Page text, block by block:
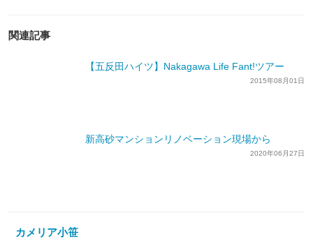
関連記事
【五反田ハイツ】Nakagawa Life Fant!ツアー
2015年08月01日
新高砂マンションリノベーション現場から
2020年06月27日
カメリア小笹